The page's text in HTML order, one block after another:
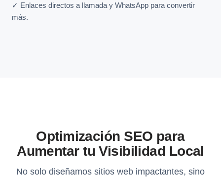
✓ Enlaces directos a llamada y WhatsApp para convertir
más.
Optimización SEO para
Aumentar tu Visibilidad Local
No solo diseñamos sitios web impactantes, sino